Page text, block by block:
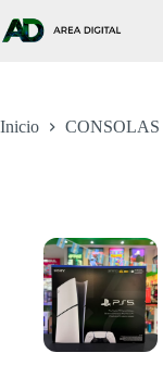
al
contenido
Inicio CONSOLAS